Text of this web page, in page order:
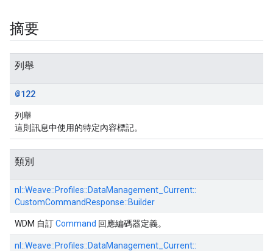
摘要
列舉
@122
列舉
這則訊息中使用的特定內容標記。
類別
nl::Weave::Profiles::DataManagement_Current::
CustomCommandResponse::Builder
WDM 自訂Command 回應編碼器定義。
nl::Weave::Profiles::DataManagement_Current::